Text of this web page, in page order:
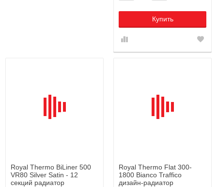
Купить
Royal Thermo BiLiner 500
VR80 Silver Satin - 12
секций радиатор
Royal Thermo Flat 300-
1800 Bianco Traffico
дизайн-радиатор